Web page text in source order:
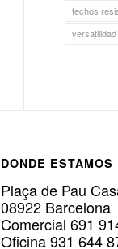
techos
versatilidad
DONDE ESTAMOS
Plaça de Pau
08922 Barcelona
Comercial 691
Oficina 931 644